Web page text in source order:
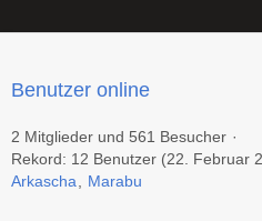
Benutzer online
2 Mitglieder und 561 Besucher
Rekord: 12 Benutzer (22. Februar
Arkascha
Marabu